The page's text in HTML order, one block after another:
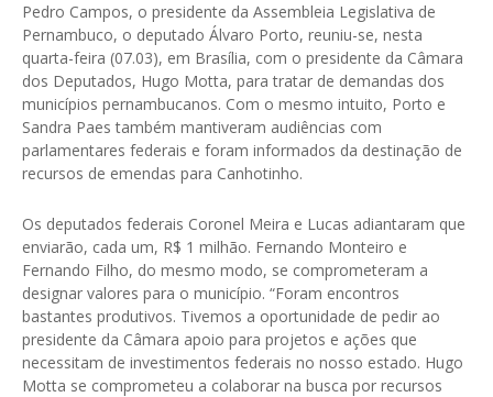
Pedro Campos, o presidente da Assembleia Legislativa de
Pernambuco, o deputado Álvaro Porto, reuniu-se, nesta
quarta-feira (07.03), em Brasília, com o presidente da Câmara
dos Deputados, Hugo Motta, para tratar de demandas dos
municípios pernambucanos. Com o mesmo intuito, Porto e
Sandra Paes também mantiveram audiências com
parlamentares federais e foram informados da destinação de
recursos de emendas para Canhotinho.
Os deputados federais Coronel Meira e Lucas adiantaram que
enviarão, cada um, R$ 1 milhão. Fernando Monteiro e
Fernando Filho, do mesmo modo, se comprometeram a
designar valores para o município. “Foram encontros
bastantes produtivos. Tivemos a oportunidade de pedir ao
presidente da Câmara apoio para projetos e ações que
necessitam de investimentos federais no nosso estado. Hugo
Motta se comprometeu a colaborar na busca por recursos